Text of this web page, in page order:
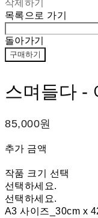
삭제하기
목록으로 가기
돌아가기
구매하기
스며들다 -
85,000원
추가 금액
작품 크기 선택
선택하세요.
선택하세요.
A3 사이즈_30cm x